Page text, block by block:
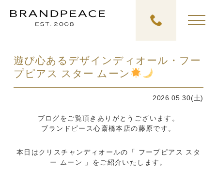
遊び心あるデザインディオール・フー
プピアス スター ムーン
2026.05.30(土)
ブログをご覧頂きありがとうございます。
ブランドピース心斎橋本店の藤原です。
本日はクリスチャンディオールの「 フープピアス スタ
ー ムーン 」をご紹介いたします。